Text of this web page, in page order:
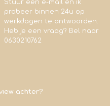
Stuur een e-mail en ik
probeer binnen 24u op
werkdagen te antwoorden.
Heb je een vraag? Bel naar
0630210762
achter?